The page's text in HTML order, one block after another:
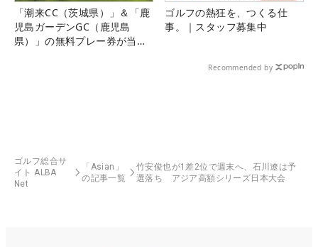
「潮来CC（茨城県）」＆「鹿
児島ガーデンGC（鹿児島
県）」の無料プレー券が当た
ゴルフの熱狂を、つくる仕
事。｜スタッフ募集中
Recommended by
ゴルフ総合サ
イト ALBA
Net
「Asian」
の記事一覧
竹安俊也が1差2位で週末へ、石川遼は予
選落ち アジア高額シリーズ日本大会